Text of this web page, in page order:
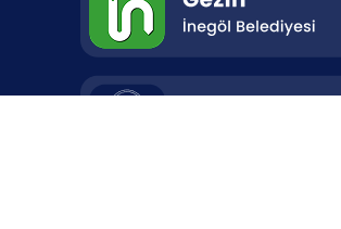
arkadaşlarını, kahraman şehitlerimizi ve
minnetle anıyorum.”